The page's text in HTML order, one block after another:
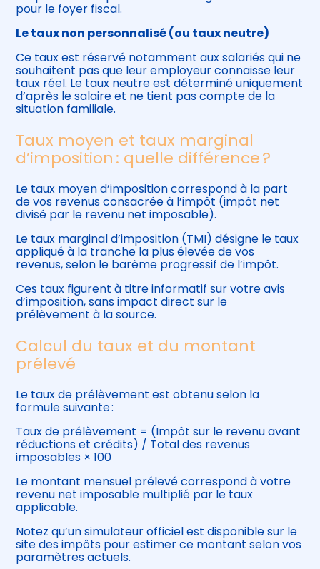
pour le foyer fiscal.
Le taux non personnalisé (ou taux neutre)
Ce taux est réservé notamment aux salariés qui ne
souhaitent pas que leur employeur connaisse leur
taux réel. Le taux neutre est déterminé uniquement
d’après le salaire et ne tient pas compte de la
situation familiale.
Taux moyen et taux marginal
d’imposition : quelle différence ?
Le taux moyen d’imposition correspond à la part
de vos revenus consacrée à l’impôt (impôt net
divisé par le revenu net imposable).
Le taux marginal d’imposition (TMI) désigne le taux
appliqué à la tranche la plus élevée de vos
revenus, selon le barème progressif de l’impôt.
Ces taux figurent à titre informatif sur votre avis
d’imposition, sans impact direct sur le
prélèvement à la source.
Calcul du taux et du montant
prélevé
Le taux de prélèvement est obtenu selon la
formule suivante :
Taux de prélèvement = (Impôt sur le revenu avant
réductions et crédits) / Total des revenus
imposables × 100
Le montant mensuel prélevé correspond à votre
revenu net imposable multiplié par le taux
applicable.
Notez qu’un simulateur officiel est disponible sur le
site des impôts pour estimer ce montant selon vos
paramètres actuels.